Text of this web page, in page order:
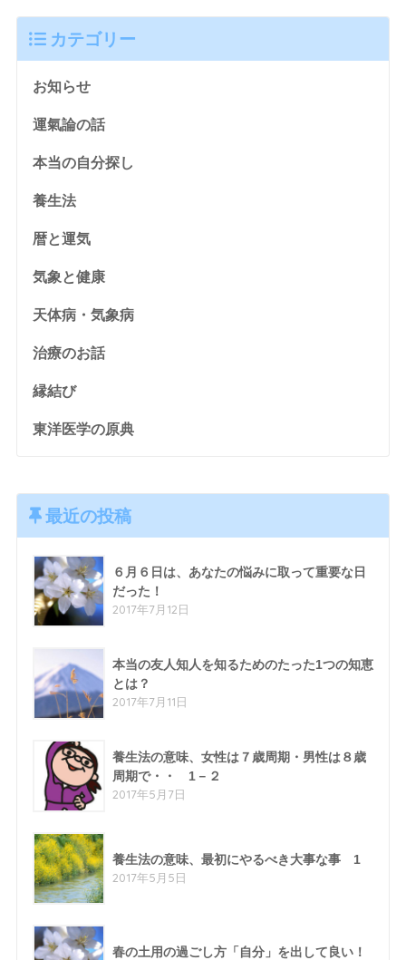
カテゴリー
お知らせ
運氣論の話
本当の自分探し
養生法
暦と運気
気象と健康
天体病・気象病
治療のお話
縁結び
東洋医学の原典
最近の投稿
６月６日は、あなたの悩みに取って重要な日
だった！
2017年7月12日
本当の友人知人を知るためのたった1つの知恵
とは？
2017年7月11日
養生法の意味、女性は７歳周期・男性は８歳
周期で・・ 1－２
2017年5月7日
養生法の意味、最初にやるべき大事な事 1
2017年5月5日
春の土用の過ごし方「自分」を出して良い！